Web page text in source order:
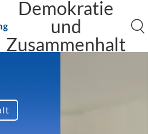
Demokratie
und
Zusammenhalt